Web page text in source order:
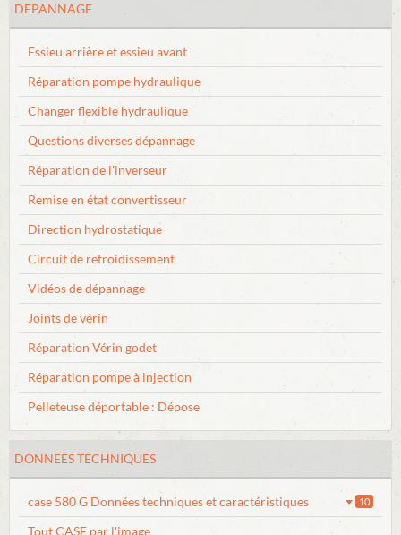
DEPANNAGE
Essieu arrière et essieu avant
Réparation pompe hydraulique
Changer flexible hydraulique
Questions diverses dépannage
Réparation de l'inverseur
Remise en état convertisseur
Direction hydrostatique
Circuit de refroidissement
Vidéos de dépannage
Joints de vérin
Réparation Vérin godet
Réparation pompe à injection
Pelleteuse déportable : Dépose
DONNEES TECHNIQUES
case 580 G Données techniques et caractéristiques 10
Tout CASE par l'image